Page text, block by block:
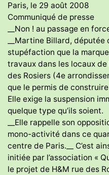
Paris, le 29 août 2008
Communiqué de presse
__Non ! au passage en
__Martine Billard,
stupéfaction que la
travaux dans les locaux de
des Rosiers (4e
que le permis de
Elle exige la suspension
quelque type qu’ils soient.
__Elle rappelle son
mono-activité dans ce
centre de Paris.__ C’est
initiée par l’association «
le projet de H&M rue des